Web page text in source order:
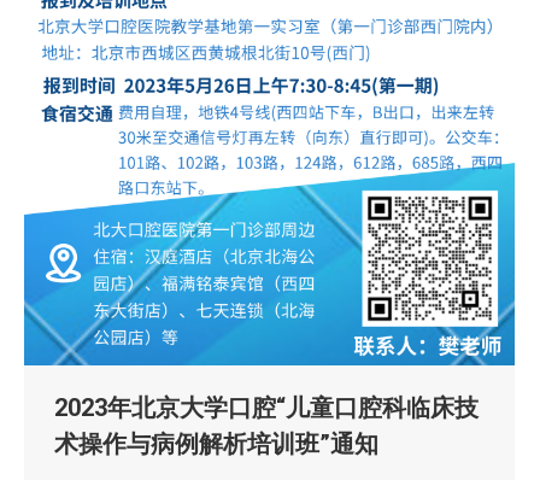
2023年北京大学口腔“儿童口腔科临床技
术操作与病例解析培训班”通知